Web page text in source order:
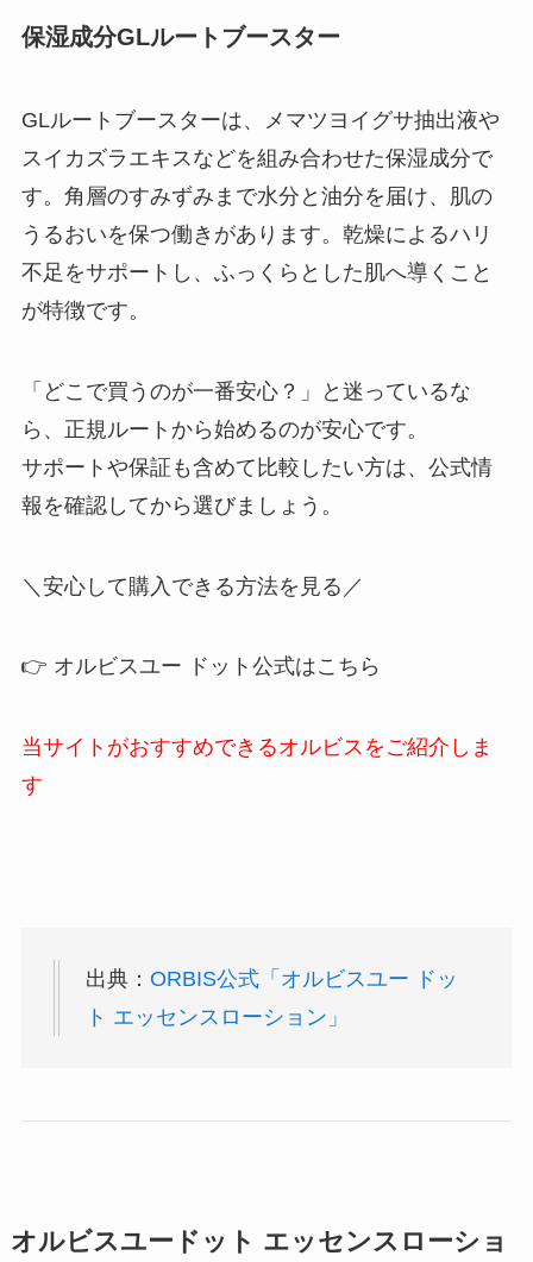
保湿成分GLルートブースター
GLルートブースターは、メマツヨイグサ抽出液や
スイカズラエキスなどを組み合わせた保湿成分で
す。角層のすみずみまで水分と油分を届け、肌の
うるおいを保つ働きがあります。乾燥によるハリ
不足をサポートし、ふっくらとした肌へ導くこと
が特徴です。
「どこで買うのが一番安心？」と迷っているな
ら、正規ルートから始めるのが安心です。
サポートや保証も含めて比較したい方は、公式情
報を確認してから選びましょう。
＼安心して購入できる方法を見る／
👉 オルビスユー ドット公式はこちら
当サイトがおすすめできるオルビスをご紹介しま
す
出典： ORBIS公式「オルビスユー ドッ
ト エッセンスローション」
オルビスユードット エッセンスローショ